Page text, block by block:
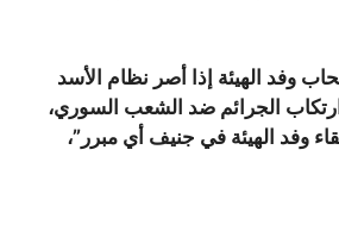
وفد الهيئة إذا أصر نظام الأسد
الجرائم ضد الشعب السوري،
وفد الهيئة في جنيف أي مبرر”،